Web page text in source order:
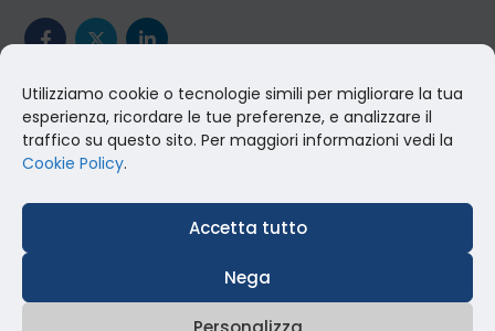
Utilizziamo cookie o tecnologie simili per migliorare la tua
esperienza, ricordare le tue preferenze, e analizzare il
traffico su questo sito. Per maggiori informazioni vedi la
Cookie Policy.
Accetta tutto
Nega